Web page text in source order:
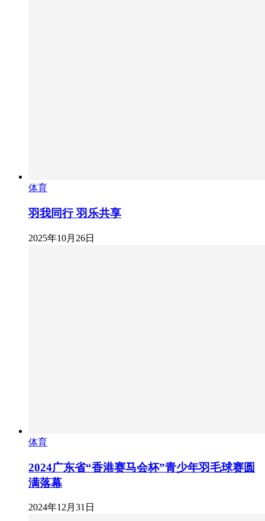
体育
羽我同行 羽乐共享
2025年10月26日
体育
2024广东省“香港赛马会杯”青少年羽毛球赛圆
满落幕
2024年12月31日